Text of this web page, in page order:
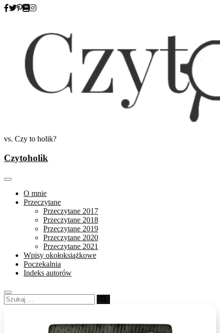
Skip
vs. Czy to holik?
Czytoholik
O mnie
Przeczytane
Przeczytane 2017
Przeczytane 2018
Przeczytane 2019
Przeczytane 2020
Przeczytane 2021
Wpisy okołoksiążkowe
Poczekalnia
Indeks autorów
Szukaj
…